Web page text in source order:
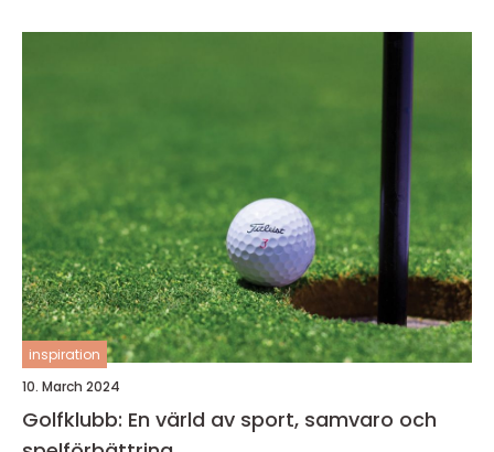
inspiration
10. March 2024
Golfklubb: En värld av sport, samvaro och